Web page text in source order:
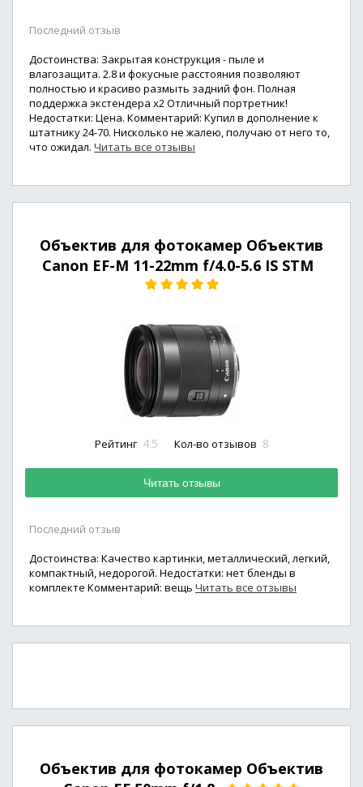
Последний отзыв
Достоинства: Закрытая конструкция - пыле и
влагозащита. 2.8 и фокусные расстояния позволяют
полностью и красиво размыть задний фон. Полная
поддержка экстендера х2 Отличный портретник!
Недостатки: Цена. Комментарий: Купил в дополнение к
штатнику 24-70. Нисколько не жалею, получаю от него то,
что ожидал. Читать все отзывы
Объектив для фотокамер Объектив
Canon EF-M 11-22mm f/4.0-5.6 IS STM
Рейтинг 4.5 Кол-во отзывов 8
Читать отзывы
Последний отзыв
Достоинства: Качество картинки, металлический, легкий,
компактный, недорогой. Недостатки: нет бленды в
комплекте Комментарий: вещь Читать все отзывы
Объектив для фотокамер Объектив